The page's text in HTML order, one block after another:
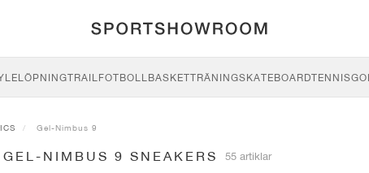
LÖPNINGTRAILFOTBOLLBASKETTRÄNINGSKATEBOARDTENNIS
Gel-Nimbus 9
NIMBUS 9 SNEAKERS 55 artiklar